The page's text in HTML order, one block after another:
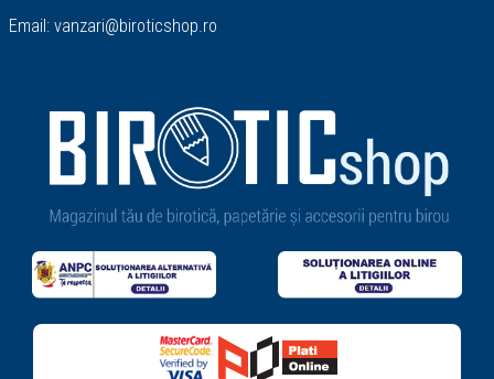
Email: vanzari@biroticshop.ro